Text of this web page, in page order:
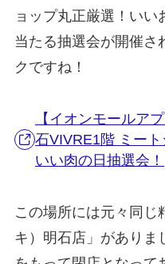
ョップ丸正厳選！い
当たる抽選会が開催さ
クですね！
【イオンモールア
石VIVRE1階 ミー
いい肉の日抽選会！
この場所には元々同じ
キ）明石店」がありま